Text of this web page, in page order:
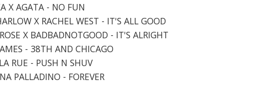
X AGATA - NO FUN
X RACHEL WEST - IT'S ALL GOOD
X BADBADNOTGOOD - IT'S ALRIGHT
- 38TH AND CHICAGO
RUE - PUSH N SHUV
PALLADINO - FOREVER